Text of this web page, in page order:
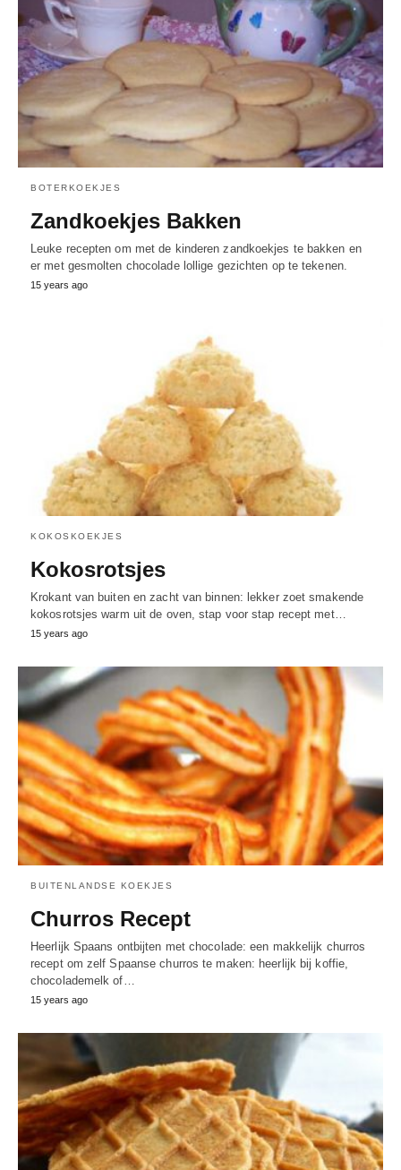
BOTERKOEKJES
Zandkoekjes Bakken
Leuke recepten om met de kinderen zandkoekjes te bakken en
er met gesmolten chocolade lollige gezichten op te tekenen.
15 years ago
KOKOSKOEKJES
Kokosrotsjes
Krokant van buiten en zacht van binnen: lekker zoet smakende
kokosrotsjes warm uit de oven, stap voor stap recept met…
15 years ago
BUITENLANDSE KOEKJES
Churros Recept
Heerlijk Spaans ontbijten met chocolade: een makkelijk churros
recept om zelf Spaanse churros te maken: heerlijk bij koffie,
chocolademelk of…
15 years ago